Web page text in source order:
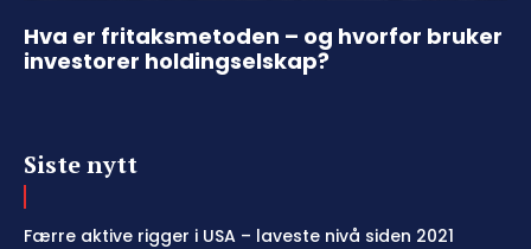
Hva er fritaksmetoden – og hvorfor bruker
investorer holdingselskap?
Siste nytt
Færre aktive rigger i USA – laveste nivå siden 2021